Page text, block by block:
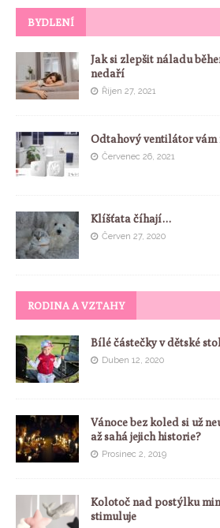
BYDLENÍ
Jak si zlepšit náladu
nedaří
Říjen 27, 2021
Odtahový ventilátor
Červenec 26, 2021
Klíšťata číhají…
Červen 27, 2020
RODINA A VZTAHY
Bílé částečky v dětské
Duben 12, 2020
Vánoce bez koled si už
až sahá jejich historie?
Prosinec 2, 2019
Kolotoč nad postýlku
stimuluje